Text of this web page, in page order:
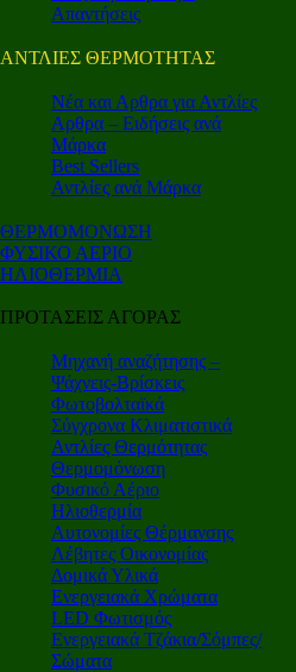
Απαντήσεις
ΑΝΤΛΙΕΣ ΘΕΡΜΟΤΗΤΑΣ
Nέα και Αρθρα για Αντλίες
Αρθρα – Ειδήσεις ανά
Μάρκα
Best Sellers
Αντλίες ανά Μάρκα
ΘΕΡΜΟΜΟΝΩΣΗ
ΦΥΣΙΚΟ ΑΕΡΙΟ
ΗΛΙΟΘΕΡΜΙΑ
ΠΡΟΤΑΣΕΙΣ ΑΓΟΡΑΣ
Μηχανή αναζήτησης –
Ψάχνεις-Βρίσκεις
Φωτοβολταϊκά
Σύγχρονα Κλιματιστικά
Αντλίες Θερμότητας
Θερμομόνωση
Φυσικό Αέριο
Ηλιοθερμία
Αυτονομίες Θέρμανσης
Λέβητες Οικονομίας
Δομικά Υλικά
Ενεργειακά Χρώματα
LED Φωτισμός
Ενεργειακά Τζάκια/Σόμπες/
Σώματα